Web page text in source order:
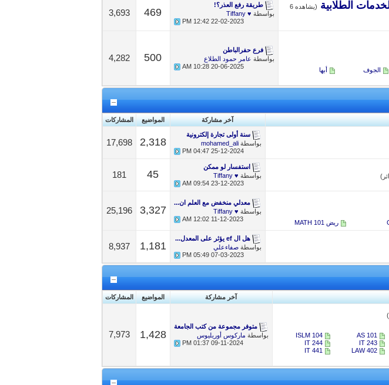
(يشاهده 6
طريقة رفع العذر؟!
بواسطة ♥ Tiffany
22-02-2023
12:42 PM
469
3,693
الجوف
أبها
فرع حفرالباطن
بواسطة عامر حمود الطلاع
20-06-2025
10:28 AM
500
4,282
آخر مشاركة المواضيع المشاركات
سنة أولى تجارة إلكترونية
بواسطةmohamed_ali
25-12-2024
04:47 PM
2,318
17,698
استفسار لو ممكن
بواسطة ♥ Tiffany
23-12-2023
09:54 AM
45
181
ريض MATH 101
معدلي منخفض مع العلم ان...
بواسطة ♥ Tiffany
11-12-2023
12:02 AM
3,327
25,196
هل ال ef يؤثر على المعدل...
بواسطةصفاءعلي
07-03-2023
05:49 PM
1,181
8,937
آخر مشاركة المواضيع المشاركات
AS 101​
ISLM 104​
IT 243
IT 244
LAW 402
IT 441​
متوفر مجموعة من كتب الجامعة
بواسطة ماركوس أوريليوس
09-11-2024
01:37 PM
1,428
7,973